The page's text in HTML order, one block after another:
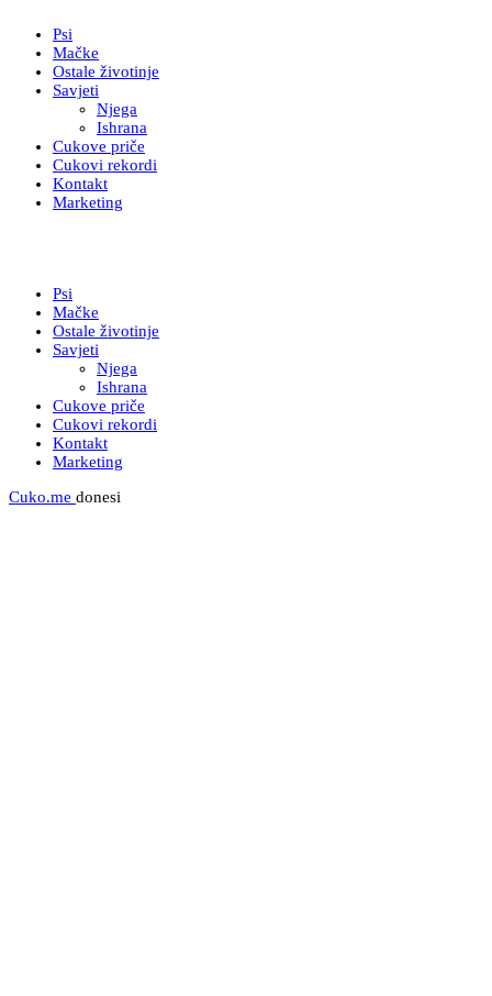
Psi
Mačke
Ostale životinje
Savjeti
Njega
Ishrana
Cukove priče
Cukovi rekordi
Kontakt
Marketing
Psi
Mačke
Ostale životinje
Savjeti
Njega
Ishrana
Cukove priče
Cukovi rekordi
Kontakt
Marketing
Cuko.me donesi